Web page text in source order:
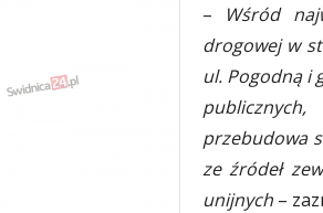
–
Wśród
drogowej w
ul. Pogodną i
przebudowa
ze źródeł
unijnych–